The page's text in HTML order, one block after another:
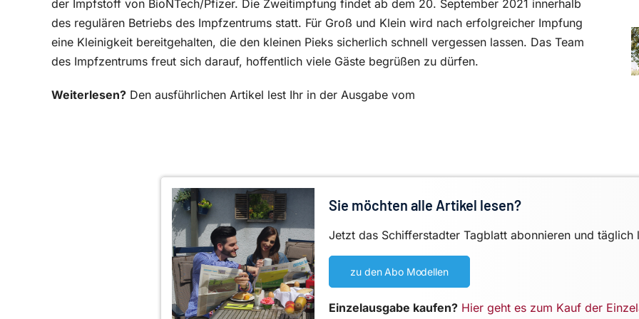
der Impfstoff von BioNTech/Pfizer. Die Zweitimpfung findet ab dem 20. September 2021 innerhalb
des regulären Betriebs des Impfzentrums statt. Für Groß und Klein wird nach erfolgreicher Impfung
eine Kleinigkeit bereitgehalten, die den kleinen Pieks sicherlich schnell vergessen lassen. Das Team
des Impfzentrums freut sich darauf, hoffentlich viele Gäste begrüßen zu dürfen.
Weiterlesen? Den ausführlichen Artikel lest Ihr in der Ausgabe vom
Sie möchten alle Artikel lesen?
Jetzt das Schifferstadter Tagblatt abonnieren und täglich
zu den Abo Modellen
Einzelausgabe kaufen? Hier geht es zum Kauf der